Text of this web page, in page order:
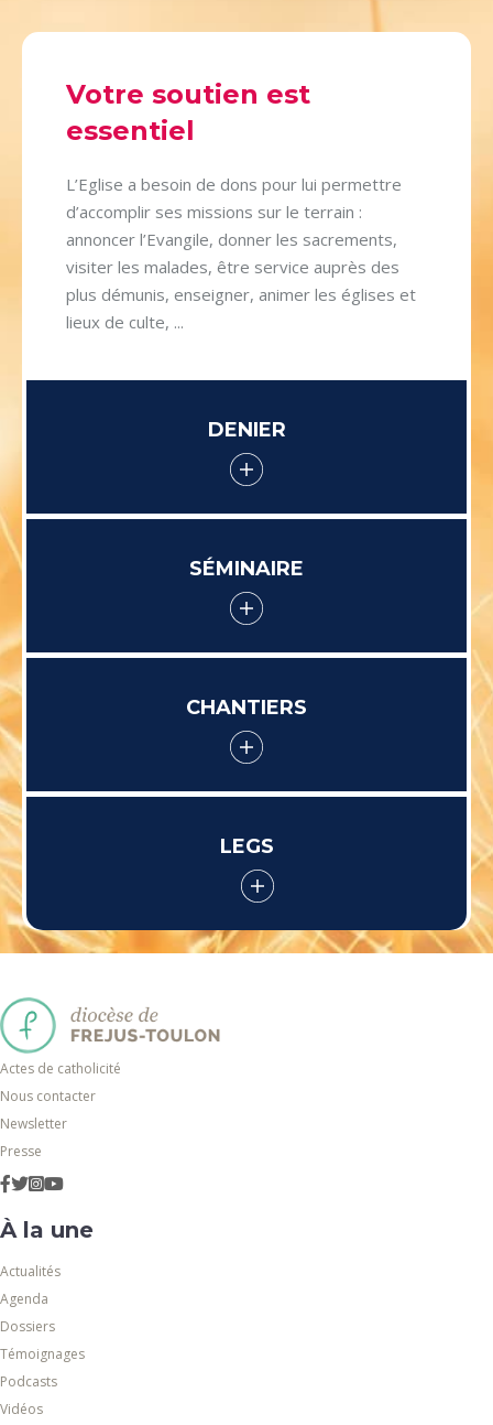
Votre soutien est
essentiel
L’Eglise a besoin de dons pour lui permettre
d’accomplir ses missions sur le terrain :
annoncer l’Evangile, donner les sacrements,
visiter les malades, être service auprès des
plus démunis, enseigner, animer les églises et
lieux de culte, ...
DENIER
SÉMINAIRE
CHANTIERS
LEGS
Actes de catholicité
Nous contacter
Newsletter
Presse
À la une
Actualités
Agenda
Dossiers
Témoignages
Podcasts
Vidéos